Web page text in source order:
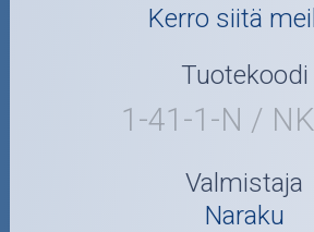
Kerro siitä
Tuotekoodi
1-41-1-N /
Valmistaja
Naraku